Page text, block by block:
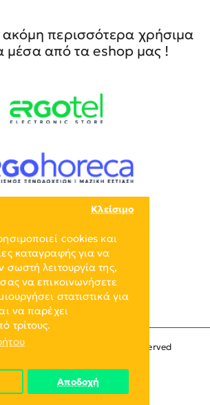
cookies και
καταγραφής για να
σωστή λειτουργία της,
να επικοινωνήσετε
στατιστικά για
να παρέχει
τρίτους.
Κλείσιμο
Αποδοχή
περισσότερα χρήσιμα
μέσα από τα eshop μας !
ERGO-GROUP, All Rights Reserved